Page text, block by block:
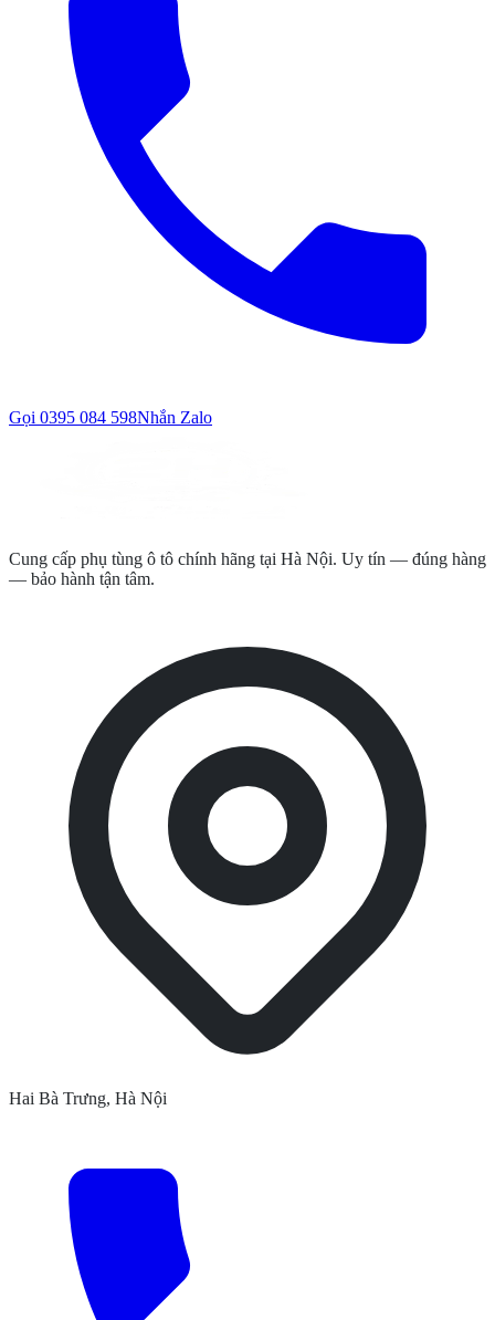
Gọi 0395 084 598Nhắn Zalo
Cung cấp phụ tùng ô tô chính hãng tại Hà Nội. Uy tín — đúng hàng
— bảo hành tận tâm.
Hai Bà Trưng, Hà Nội